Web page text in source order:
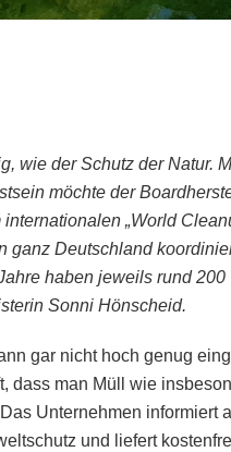
wie der Schutz der Natur.
möchte der
„World
Deutschland
haben jeweils rund
Sonni Hönscheid.
gar nicht hoch genug
man Müll wie
Unternehmen
und liefert